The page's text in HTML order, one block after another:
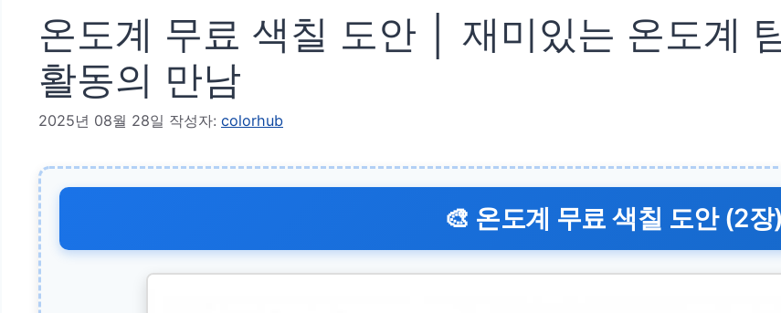
온도계 무료 색칠 도안 │ 재미있는 온도계
활동의 만남
2025년 08월 28일 작성자: colorhub
🎨 온도계 무료 색칠 도안 (2장)